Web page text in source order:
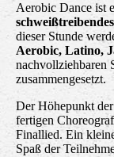
Aerobic Dance ist
dieser Stunde
Aerobic, Latino,
nachvollziehbaren
zusammengesetzt.
Der Höhepunkt
fertigen
Finallied. Ein
Spaß der